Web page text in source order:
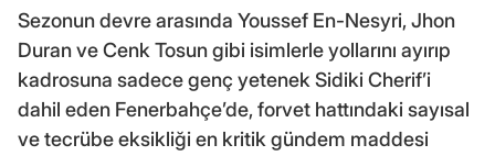
Sezonun devre arasında Youssef En-Nesyri, Jhon
Duran ve Cenk Tosun gibi isimlerle yollarını ayırıp
kadrosuna sadece genç yetenek Sidiki Cherif’i
dahil eden Fenerbahçe’de, forvet hattındaki sayısal
ve tecrübe eksikliği en kritik gündem maddesi